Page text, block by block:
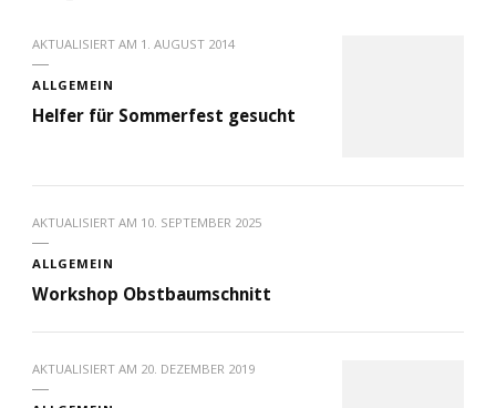
AKTUALISIERT AM 1. AUGUST 2014
ALLGEMEIN
Helfer für Sommerfest gesucht
AKTUALISIERT AM 10. SEPTEMBER 2025
ALLGEMEIN
Workshop Obstbaumschnitt
AKTUALISIERT AM 20. DEZEMBER 2019